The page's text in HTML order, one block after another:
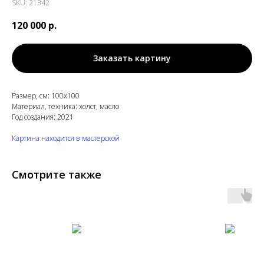
SKU: 21342
120 000 р.
Заказать картину
Размер, см: 100х100
Материал, техника: холст, масло
Год создания: 2021
Картина находится в мастерской
Смотрите также